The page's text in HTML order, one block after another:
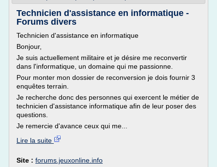
Technicien d'assistance en informatique -
Forums divers
Technicien d'assistance en informatique
Bonjour,
Je suis actuellement militaire et je désire me reconvertir
dans l'informatique, un domaine qui me passionne.
Pour monter mon dossier de reconversion je dois fournir 3
enquêtes terrain.
Je recherche donc des personnes qui exercent le métier de
technicien d'assistance informatique afin de leur poser des
questions.
Je remercie d'avance ceux qui me...
Lire la suite
Site : forums.jeuxonline.info